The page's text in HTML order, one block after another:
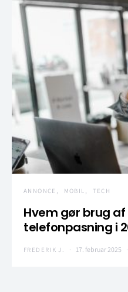
ANNONCE MOBIL TECH
Hvem gør brug
telefonpasning i
FREDERIK J. 17. februar 2025